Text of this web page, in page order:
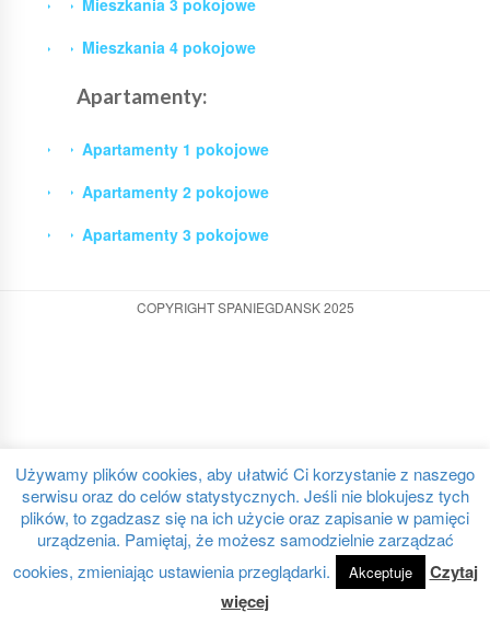
Mieszkania 3 pokojowe
Mieszkania 4 pokojowe
Apartamenty:
Apartamenty 1 pokojowe
Apartamenty 2 pokojowe
Apartamenty 3 pokojowe
COPYRIGHT SPANIEGDANSK 2025
Używamy plików cookies, aby ułatwić Ci korzystanie z naszego
serwisu oraz do celów statystycznych. Jeśli nie blokujesz tych
plików, to zgadzasz się na ich użycie oraz zapisanie w pamięci
urządzenia. Pamiętaj, że możesz samodzielnie zarządzać
cookies, zmieniając ustawienia przeglądarki.
Akceptuje
Czytaj
więcej